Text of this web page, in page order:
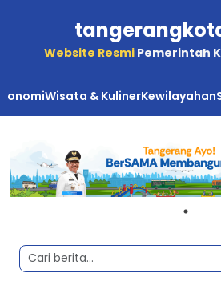
Website Resmi Pemerintah
Wisata & KulinerKewilayahan